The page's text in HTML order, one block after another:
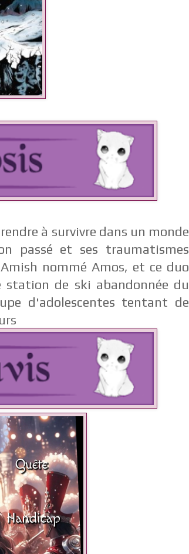
à survivre dans un monde
passé et ses traumatismes
nommé Amos, et ce duo
station de ski abandonnée du
d'adolescentes tentant de